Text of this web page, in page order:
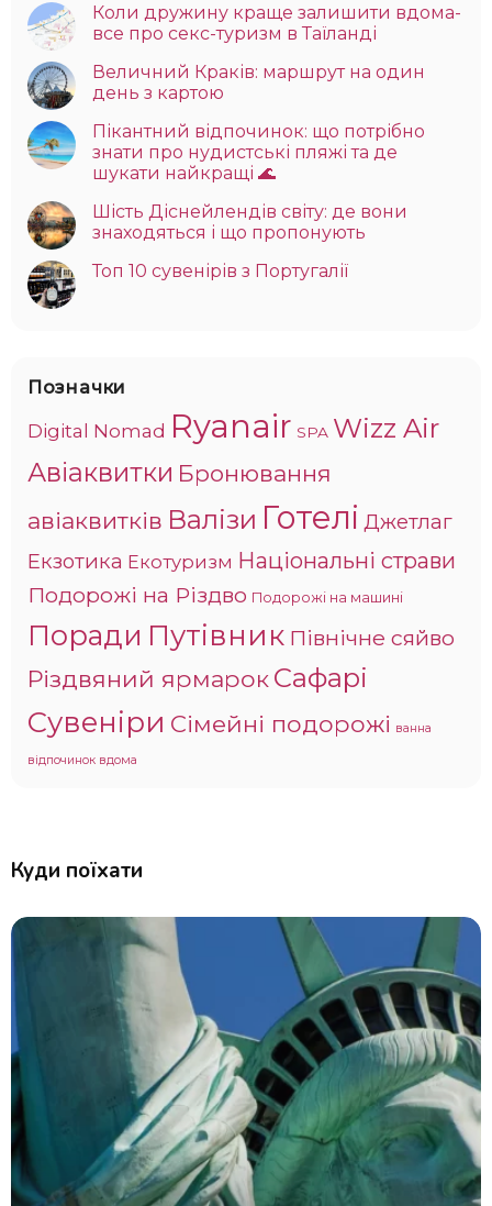
Коли дружину краще залишити вдома-
все про секс-туризм в Таїланді
Величний Краків: маршрут на один
день з картою
Пікантний відпочинок: що потрібно
знати про нудистські пляжі та де
шукати найкращі 🌊
Шість Діснейлендів світу: де вони
знаходяться і що пропонують
Топ 10 сувенірів з Португалії
Позначки
Digital Nomad Ryanair SPA Wizz Air
Авіаквитки Бронювання
авіаквитків Валізи Готелі Джетлаг
Екзотика Екотуризм Національні страви
Подорожі на Різдво Подорожі на машині
Поради Путівник Північне сяйво
Різдвяний ярмарок Сафарі
Сувеніри Сімейні подорожі ванна
відпочинок вдома
Куди поїхати